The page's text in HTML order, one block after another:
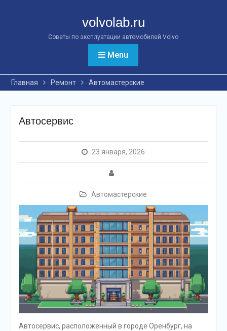
volvolab.ru
Советы по эксплуатации автомобилей Volvo
Menu
Главная Ремонт Автомастерские
Автосервис
23 января, 2026
Автомастерские
Автосервис, расположенный в городе Оренбург, на